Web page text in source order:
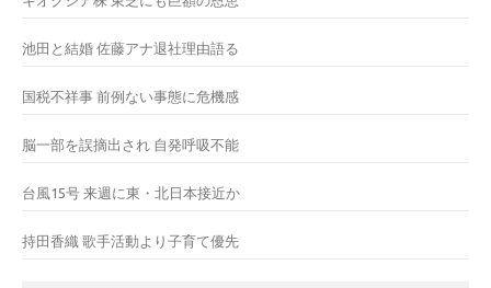
池田と結婚 佐藤アナ退社理由語る
国税不祥事 前例ない事態に危機感
脳一部を誤摘出され 自発呼吸不能
台風15号 来週に東・北日本接近か
持田香織 歌手活動より子育て優先